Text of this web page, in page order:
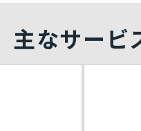
主なサービ